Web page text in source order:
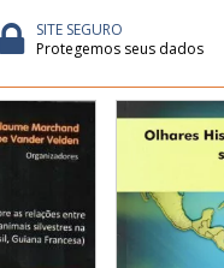
SITE SEGURO
Protegemos seus dados